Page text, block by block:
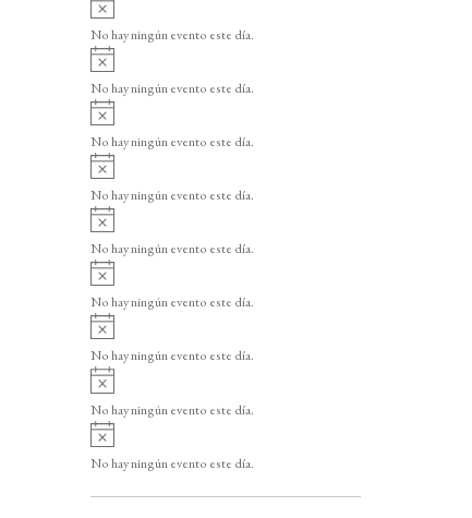
o
v
i
o
No hay ningún evento este día.
v
i
o
No hay ningún evento este día.
v
i
o
No hay ningún evento este día.
v
i
o
No hay ningún evento este día.
v
i
o
No hay ningún evento este día.
v
i
o
No hay ningún evento este día.
v
i
o
No hay ningún evento este día.
A
v
i
o
No hay ningún evento este día.
A
v
i
No hay ningún evento este día.